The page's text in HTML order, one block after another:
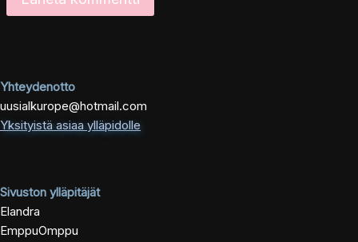
Yhteydenotto
uusialkurope@hotmail.com
Yksityistä asiaa ylläpidolle
Sivuston ylläpitäjät
Elandra
EmppuOmppu